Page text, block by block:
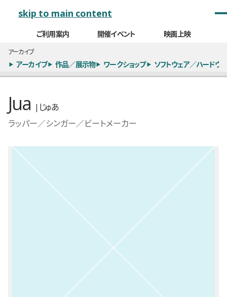
skip to main content
ご利用案内 開催イベント 映画上映
アーカイブ
アーカイブ 作品／展示物 ワークショップ ソフトウェア／ハードウ
Jua | じゅあ
ラッパー／シンガー／ビートメーカー